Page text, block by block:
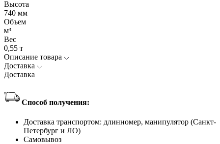
Высота
740 мм
Объем
м³
Вес
0,55 т
Описание товара
Доставка
Доставка
Способ получения:
Доставка транспортом: длинномер, манипулятор (Санкт-
Петербург и ЛО)
Самовывоз